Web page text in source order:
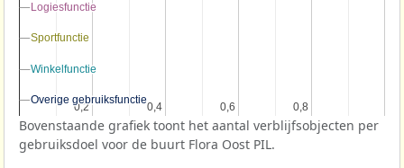
0,2
0,2 0,4
0,4 0,6
0,6 0,8
0,8
Logiesfunctie
Logiesfunctie
Sportfunctie
Sportfunctie
Winkelfunctie
Winkelfunctie
Overige gebruiksfunctie
Overige gebruiksfunctie
Bovenstaande grafiek toont het aantal verblijfsobjecten per
gebruiksdoel voor de buurt Flora Oost PIL.